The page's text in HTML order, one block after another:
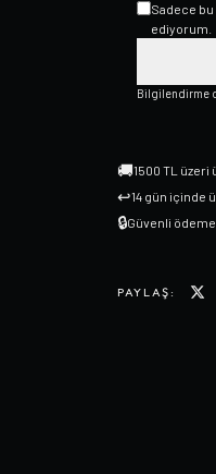
Sadece
ediyorum.
Bilgilendirme
🚚1500 TL üzeri
↩14 gün içinde
🔒Güvenli
PAYLAŞ: